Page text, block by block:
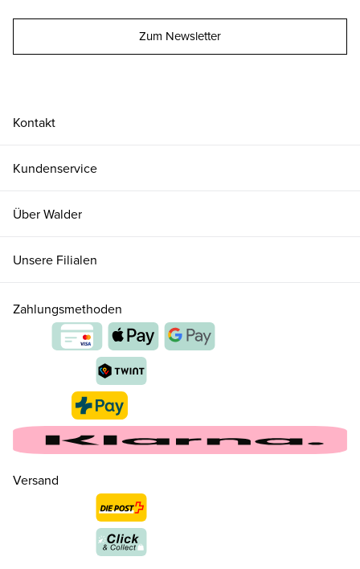
Kontakt
Kundenservice
Über Walder
Unsere Filialen
Zum Newsletter
Zahlungsmethoden
Versand